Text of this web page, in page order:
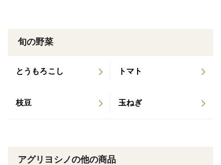
また、糖度が10度近くあって甘いのですが、西洋にんじ
のが特徴です😋
【オススメ調理は？】
旬の野菜
とうもろこし トマト
枝豆 玉ねぎ
アグリヨシノの他の商品